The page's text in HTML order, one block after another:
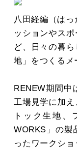
MOVIE
八田経編（は
ッションやス
ど、日々の暮
地」をつくるメ
RENEW期間中
工場見学に加
トック生地、
WORKS」の製
ったワークシ